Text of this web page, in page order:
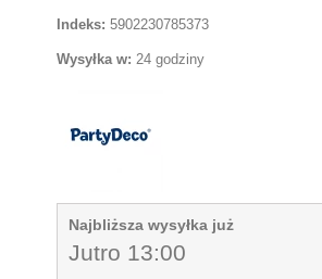
Indeks: 5902230785373
Wysyłka w: 24 godziny
Najbliższa wysyłka już
Jutro 13:00